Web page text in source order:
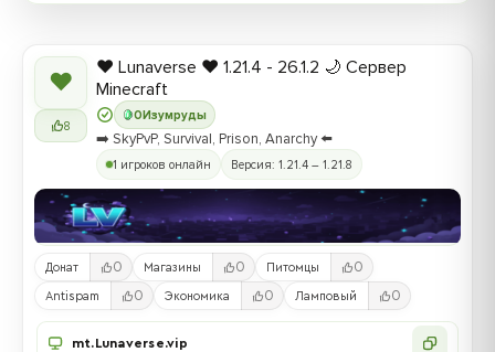
❤
8
0Изумруды
❤️ Lunaverse ❤️ 1.21.4 - 26.1.2 🌙 Сервер
Minecraft
➡️ SkyPvP, Survival, Prison, Anarchy ⬅️
1 игроков онлайн Версия: 1.21.4 – 1.21.8
Донат 0 Магазины 0 Питомцы 0
Antispam 0 Экономика 0 Ламповый 0
mt.Lunaverse.vip